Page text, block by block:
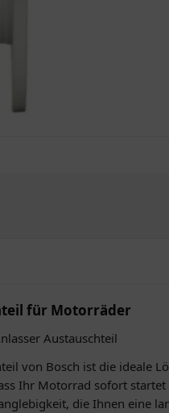
für Motorräder
Austauschteil
von Bosch ist die ideale
Ihr Motorrad sofort
die Ihnen eine